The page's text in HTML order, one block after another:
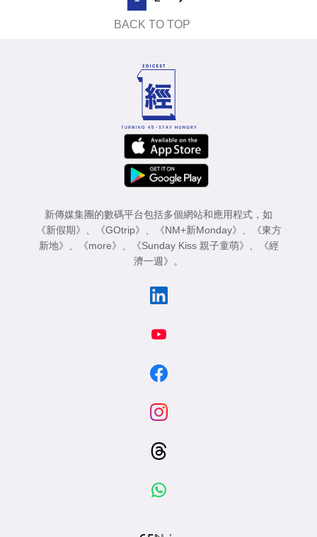
BACK TO TOP
新傳媒集團的數碼平台包括多個網站和應用程式，如
《新假期》 、 《GOtrip》 、 《NM+新Monday》 、
《東方
新地》 、 《more》 、 《Sunday Kiss 親子童萌》 、
《經
濟一週》 。